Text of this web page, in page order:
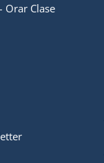
Orar Clase